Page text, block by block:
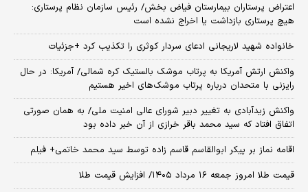
اعتراض پرستاران بیمارستان فیاض بخش/ رئیس سازمان نظام پرستاری:
هیچ پرستاری بازداشت یا اخراج نشده است
خانواده شهید لاریجانی ادعای سردار کوثری را تکذیب کرد +جزئیات
واکنش ارتش آمریکا به پرتاب موشک بالستیک کره شمالی/ آمریکا: در حال
رایزنی با متحدان درباره پرتاب موشک‌های اخیر هستیم
واکنش زیدآبادی به تغییر دبیر شورای عالی امنیت ملی/ به همان صورتی
اتفاق افتاد که سید محمد باقر خرازی از آن خبر داده بود
اقامه نماز بر پیکر ابوالقاسم قاسم زاده توسط سید محمد خاتمی+ فیلم
قیمت طلا امروز جمعه ۱۶ مرداد ۱۴۰۵/ افزایش قیمت طلا